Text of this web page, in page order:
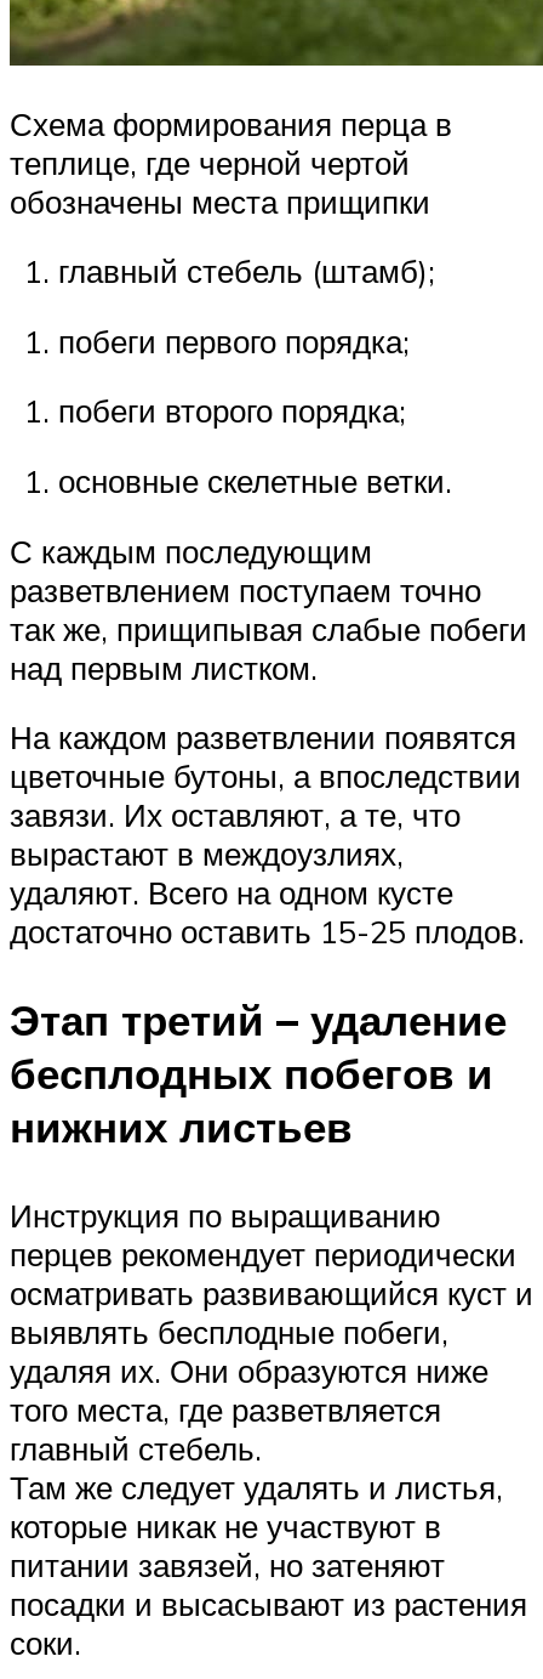
Схема формирования перца в
теплице, где черной чертой
обозначены места прищипки
главный стебель (штамб);
побеги первого порядка;
побеги второго порядка;
основные скелетные ветки.
С каждым последующим
разветвлением поступаем точно
так же, прищипывая слабые побеги
над первым листком.
На каждом разветвлении появятся
цветочные бутоны, а впоследствии
завязи. Их оставляют, а те, что
вырастают в междоузлиях,
удаляют. Всего на одном кусте
достаточно оставить 15-25 плодов.
Этап третий – удаление
бесплодных побегов и
нижних листьев
Инструкция по выращиванию
перцев рекомендует периодически
осматривать развивающийся куст и
выявлять бесплодные побеги,
удаляя их. Они образуются ниже
того места, где разветвляется
главный стебель.
Там же следует удалять и листья,
которые никак не участвуют в
питании завязей, но затеняют
посадки и высасывают из растения
соки.